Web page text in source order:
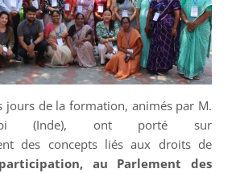
jours de la formation, animés par M.
(Inde), ont porté sur
des concepts liés aux droits de
au Parlement des